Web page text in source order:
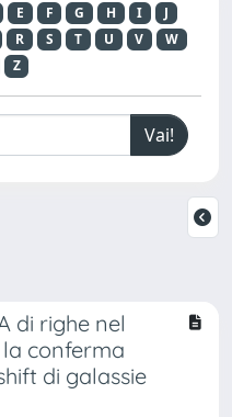
E F G H I
J
R S T U V
W
Z
di righe nel
conferma
di galassie